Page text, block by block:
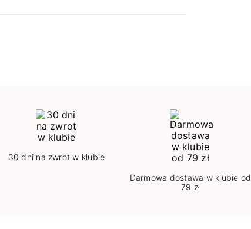
30 dni na zwrot w klubie
Darmowa dostawa w klubie od
79 zł